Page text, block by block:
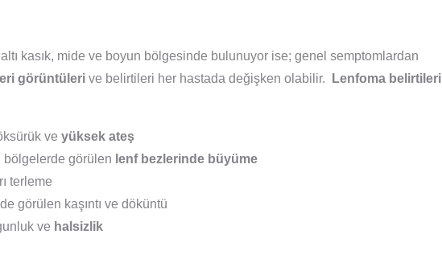
kasık, mide ve boyun bölgesinde bulunuyor ise; genel semptomlardan
görüntüleri ve belirtileri her hastada değişken olabilir. Lenfoma belirtileri
ve yüksek ateş
bölgelerde görülen lenf bezlerinde büyüme
terleme
görülen kaşıntı ve döküntü
ve halsizlik